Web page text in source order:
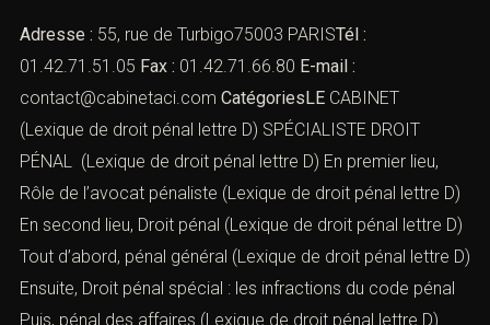
Adresse : 55, rue de Turbigo75003 PARISTél :
01.42.71.51.05 Fax : 01.42.71.66.80 E-mail :
contact@cabinetaci.com CatégoriesLE CABINET
(Lexique de droit pénal lettre D) SPÉCIALISTE DROIT
PÉNAL (Lexique de droit pénal lettre D) En premier lieu,
Rôle de l’avocat pénaliste (Lexique de droit pénal lettre D)
En second lieu, Droit pénal (Lexique de droit pénal lettre D)
Tout d’abord, pénal général (Lexique de droit pénal lettre D)
Ensuite, Droit pénal spécial : les infractions du code pénal
Puis, pénal des affaires (Lexique de droit pénal lettre D)